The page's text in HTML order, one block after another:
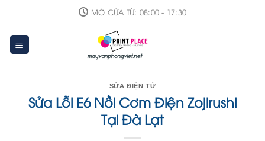
content
MỞ CỬA TỪ: 08:00 - 17:30
SỬA ĐIỆN TỬ
Sửa Lỗi E6 Nồi Cơm Điện Zojirushi
Tại Đà Lạt